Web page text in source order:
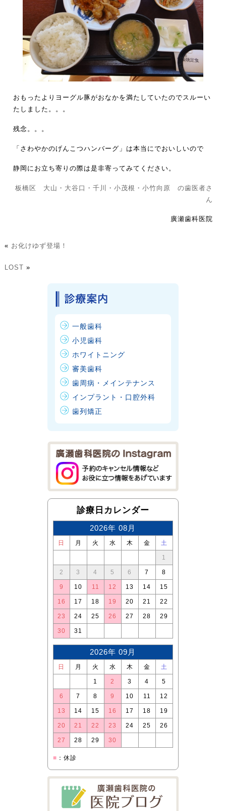
おもったよりヨーグル豚がおなかを満たしていたのでスルーい
たしました。。。
残念。。。
「さわやかのげんこつハンバーグ」は本当にでおいしいので
静岡にお立ち寄りの際は是非寄ってみてください。
板橋区 大山・大谷口・千川・小茂根・小竹向原 の歯医者さ
ん
廣瀬歯科医院
« お化けゆず登場！
LOST »
一般歯科
小児歯科
ホワイトニング
審美歯科
歯周病・メインテナンス
インプラント・口腔外科
歯列矯正
診療日カレンダー
2026年 08月
日 月 火 水 木 金 土
1
2 3 4 5 6 7 8
9 10 11 12 13 14 15
16 17 18 19 20 21 22
23 24 25 26 27 28 29
30 31
2026年 09月
日 月 火 水 木 金 土
1 2 3 4 5
6 7 8 9 10 11 12
13 14 15 16 17 18 19
20 21 22 23 24 25 26
27 28 29 30
■ ：休診